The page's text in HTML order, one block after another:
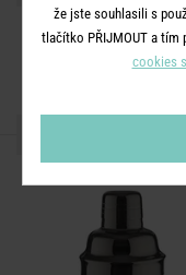
DALŠÍ
že jste souhlasili s
tlačítko PŘIJMOUT a tím
cookies